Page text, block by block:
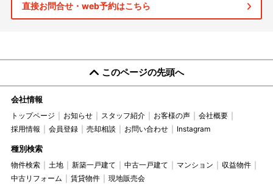
直接お問合せ・web予約はこちら
このページの先頭へ
会社情報
トップページ お知らせ スタッフ紹介 お客様の声
会社概要
採用情報
会員登録 売却相談 お問い合わせ Instagram
種別検索
物件検索 土地 新築一戸建て 中古一戸建て マンション
収益物件
中古リフォーム
賃貸物件 現地販売会